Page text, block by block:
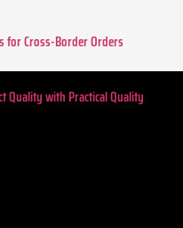
for Cross-Border Orders
Quality with Practical Quality